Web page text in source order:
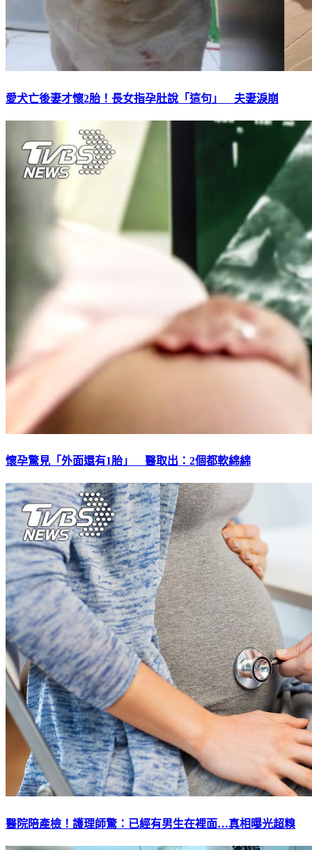
愛犬亡後妻才懷2胎！長女指孕肚說「這句」 夫妻淚崩
懷孕驚見「外面還有1胎」 醫取出：2個都軟綿綿
醫院陪產檢！護理師驚：已經有男生在裡面…真相曝光超糗